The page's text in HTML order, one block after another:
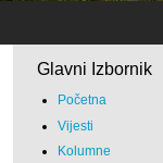
Glavni Izbornik
Početna
Vijesti
Kolumne